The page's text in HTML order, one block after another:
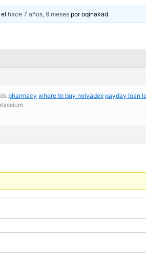
hace 7 años, 9 meses poroqinakad.
pharmacy where to buy nolvadex payday loan